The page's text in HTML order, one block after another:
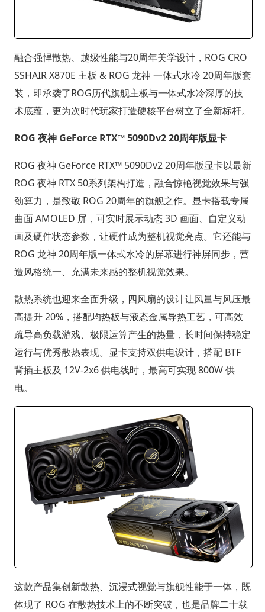
融合强悍散热、越级性能与20周年美学设计，ROG CRO
SSHAIR X870E 主板 & ROG 龙神 一体式水冷 20周年版套
装，即承袭了ROG历代旗舰主板与一体式水冷深厚的技
术底蕴，更为次时代玩家打造硬核平台树立了全新标杆。
ROG 夜神 GeForce RTX™ 5090Dv2 20周年版显卡
ROG 夜神 GeForce RTX™ 5090Dv2 20周年版显卡以最新
ROG 夜神 RTX 50系列架构打造，融合惊艳视觉效果与强
劲算力，是致敬 ROG 20周年的旗舰之作。显卡搭载专属
曲面 AMOLED 屏，可实时展示动态 3D 画面、自定义动
画及硬件状态参数，让硬件成为整机视觉亮点。它还能与
ROG 龙神 20周年版一体式水冷的屏幕进行神屏同步，营
造风格统一、充满未来感的整机视觉效果。
散热系统也迎来全面升级，四风扇的设计让风量与风压最
高提升 20%，搭配均热板与液态金属导热工艺，可高效
疏导高负载游戏、极限运算产生的热量，长时间保持稳定
运行与优秀散热表现。显卡支持双供电设计，搭配 BTF
背插主板及 12V-2x6 供电线时，最高可实现 800W 供
电。
这款产品集创新散热、沉浸式视觉与旗舰性能于一体，既
体现了 ROG 在散热技术上的不断突破，也是品牌二十载